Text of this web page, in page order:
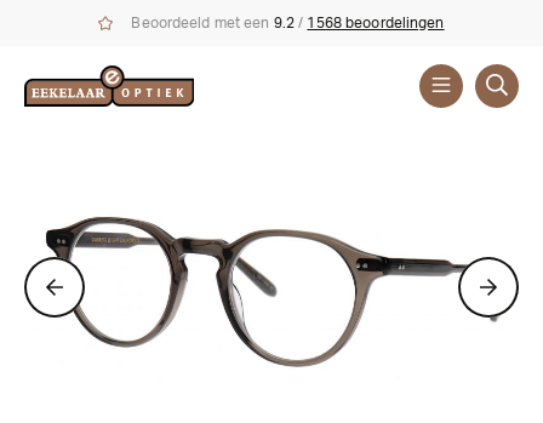
Beoordeeld met een 9.2 / 1568 beoordelingen
Garrett
Leight